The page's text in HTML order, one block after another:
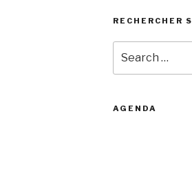
RECHERCHER
for:
AGENDA